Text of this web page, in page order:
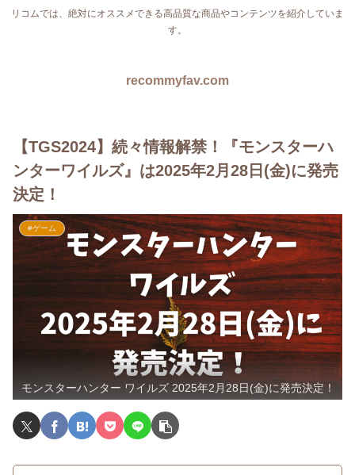
リコムでは、絶対にオススメできる高品質な商品やコンテンツを紹介していま
す。
recommyfav.com
【TGS2024】続々情報解禁！『モンスターハ
ンターワイルズ』は2025年2月28日(金)に発売
決定！
#ゲーム
モンスターハンター ワイルズ 2025年2月28日(金)に発売決定！